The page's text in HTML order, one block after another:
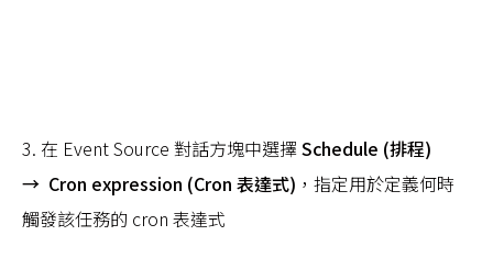
3. 在 Event Source 對話方塊中選擇Schedule (排程)
→ Cron expression (Cron 表達式) ，指定用於定義何時
觸發該任務的 cron 表達式